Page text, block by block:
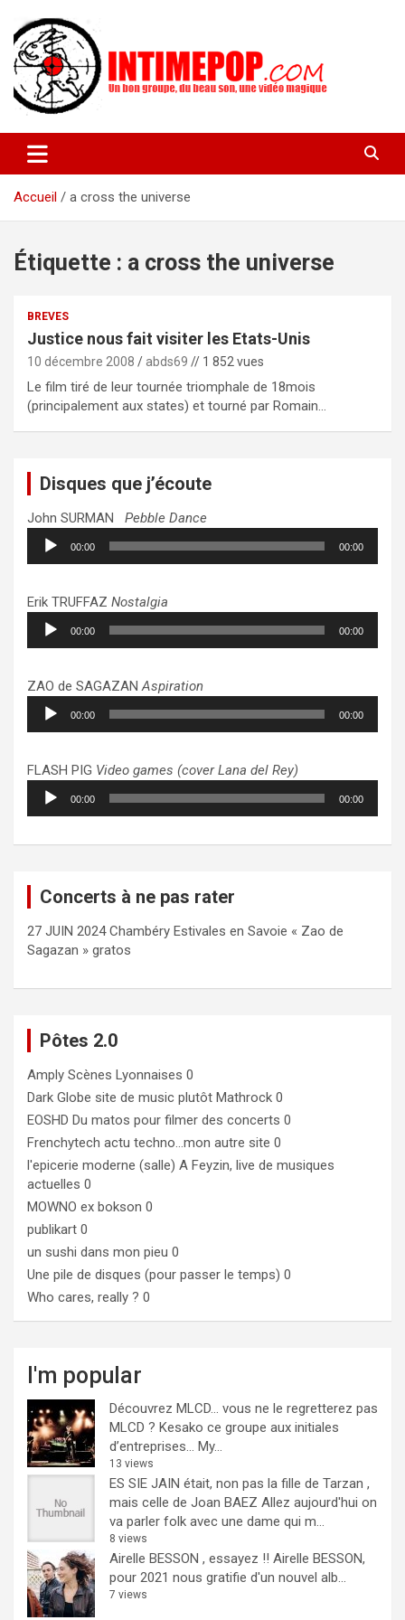
contenu
intimepop.com
actuelles pop rock, post-rock, indé sur Lyon. rock pop concert
lyon
Accueil
a cross the universe
Étiquette : a cross the universe
BREVES
Justice nous fait visiter les Etats-Unis
10 décembre 2008 abds69 // 1 852 vues
Le film tiré de leur tournée triomphale de 18mois
(principalement aux states) et tourné par Romain…
Disques que j’écoute
John SURMAN Pebble Dance
Lecteur
audio
00:00 00:00
Erik TRUFFAZ Nostalgia
Lecteur
audio
00:00 00:00
ZAO de SAGAZANAspiration
Lecteur
audio
00:00 00:00
FLASH PIG Video games (cover Lana del Rey)
Lecteur
audio
00:00 00:00
Concerts à ne pas rater
27 JUIN 2024 Chambéry Estivales en Savoie « Zao de
Sagazan » gratos
Pôtes 2.0
Amply Scènes Lyonnaises 0
Dark Globe site de music plutôt Mathrock 0
EOSHD Du matos pour filmer des concerts 0
Frenchytech actu techno…mon autre site 0
l'epicerie moderne (salle) A Feyzin, live de musiques
actuelles 0
MOWNO ex bokson 0
publikart 0
un sushi dans mon pieu 0
Une pile de disques (pour passer le temps) 0
Who cares, really ? 0
I'm popular
Découvrez MLCD… vous ne le regretterez pas
MLCD ? Kesako ce groupe aux initiales
d’entreprises… My...
13 views
ES SIE JAIN était, non pas la fille de Tarzan ,
mais celle de Joan BAEZ Allez aujourd'hui on
va parler folk avec une dame qui m...
8 views
Airelle BESSON , essayez !! Airelle BESSON,
pour 2021 nous gratifie d'un nouvel alb...
7 views